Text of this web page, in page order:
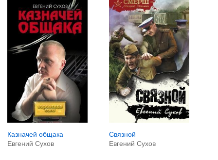
Казначей общака
Евгений Сухов
Связной
Евгений Сухов